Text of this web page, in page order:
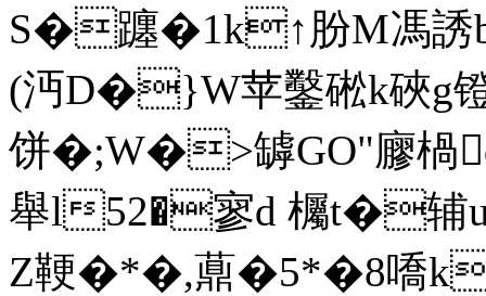
S�躔�1k↑肦M馮誘
(沔D�}W苹鑿硹k硤g
饼�;W�>罅GO"廫
舉l52�寥d 欘t�辅
Z鞕�*�,薡�5*�8嘺